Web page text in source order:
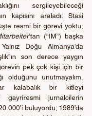
sergileyebileceği
kapısını araladı: Stasi
resmi bir görevi yoktu;
’tan (“IM”) başka
Doğu Almanya’da
son derece yaygın
pek çok kişi için bir
olduğunu unutmayalım.
kalabalık bir kitleyi
gayriresmi jurnalcilerin
buluyordu; 1989’da